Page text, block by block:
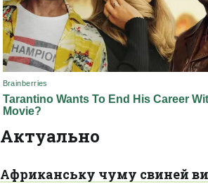
Актуально
Африканську чуму свиней